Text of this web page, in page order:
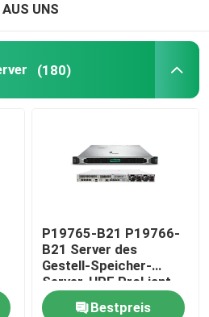
UNS
(180)
P19765-B21 P19766-
B21 Server des
Gestell-Speicher-
Server-HPE ProLiant
DL360 Gen10
Bestpreis